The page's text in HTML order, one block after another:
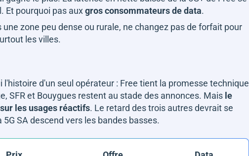
Et pourquoi pas auxgros consommateurs de data.
zone peu dense ou rurale, ne changez pas de forfait pour
les villes.
l'histoire d'un seul opérateur : Free tient la promesse technique
SFR et Bouygues restent au stade des annonces. Mais le
les usages réactifs. Le retard des trois autres devrait se
SA descend vers les bandes basses.